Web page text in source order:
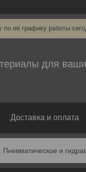
ее графику работы
для
Доставка и оплата
Пневматическое и